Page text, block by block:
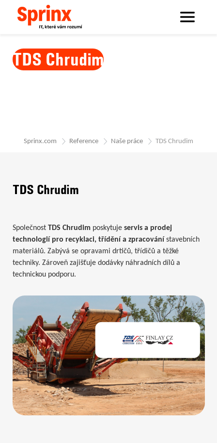
TDS Chrudim
Sprinx.com Reference Naše práce TDS Chrudim
TDS Chrudim
Společnost TDS Chrudimposkytuje servis a prodej
technologií pro recyklaci, třídění a zpracovánístavebních
materiálů. Zabývá se opravami drtičů, třídičů a těžké
techniky. Zároveň zajišťuje dodávky náhradních dílů a
technickou podporu.